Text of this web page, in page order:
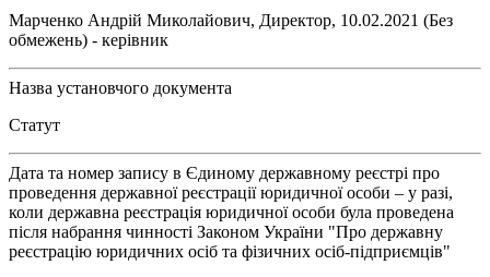
Марченко Андрій Миколайович, Директор, 10.02.2021 (Без
обмежень) - керівник
Назва установчого документа
Статут
Дата та номер запису в Єдиному державному реєстрі про
проведення державної реєстрації юридичної особи – у разі,
коли державна реєстрація юридичної особи була проведена
після набрання чинності Законом України "Про державну
реєстрацію юридичних осіб та фізичних осіб-підприємців"